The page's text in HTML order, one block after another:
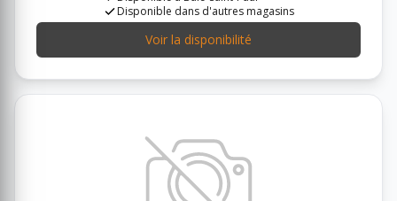
Disponible dans d'autres magasins
Voir la disponibilité